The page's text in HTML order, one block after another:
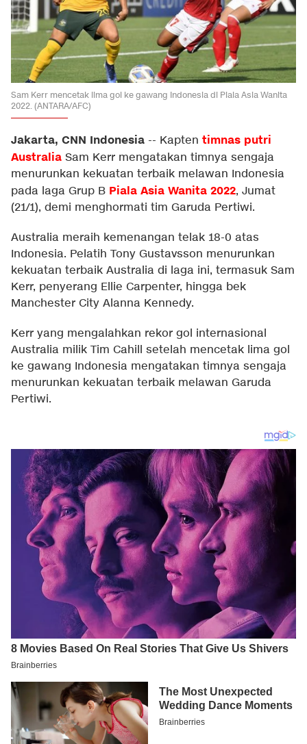
Sam Kerr mencetak lima gol ke gawang Indonesia di Piala Asia Wanita
2022. (ANTARA/AFC)
Jakarta, CNN Indonesia -- Kapten timnas putri
Australia Sam Kerr mengatakan timnya sengaja
menurunkan kekuatan terbaik melawan Indonesia
pada laga Grup B Piala Asia Wanita 2022, Jumat
(21/1), demi menghormati tim Garuda Pertiwi.
Australia meraih kemenangan telak 18-0 atas
Indonesia. Pelatih Tony Gustavsson menurunkan
kekuatan terbaik Australia di laga ini, termasuk Sam
Kerr, penyerang Ellie Carpenter, hingga bek
Manchester City Alanna Kennedy.
Kerr yang mengalahkan rekor gol internasional
Australia milik Tim Cahill setelah mencetak lima gol
ke gawang Indonesia mengatakan timnya sengaja
menurunkan kekuatan terbaik melawan Garuda
Pertiwi.